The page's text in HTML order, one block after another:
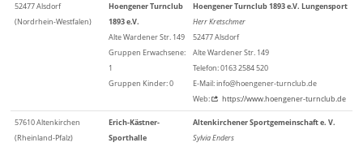
52477 Alsdorf
(Nordrhein-Westfalen)
Hoengener Turnclub
1893 e.V.
Alte Wardener Str. 149
Gruppen Erwachsene:
1
Gruppen Kinder: 0
Hoengener Turnclub 1893 e.V. Lungensport
Herr Kretschmer
52477 Alsdorf
Alte Wardener Str. 149
Telefon: 0163 2584 520
E-Mail: info@hoengener-turnclub.de
Web:
https://www.hoengener-turnclub.de
57610 Altenkirchen
(Rheinland-Pfalz)
Erich-Kästner-
Sporthalle
Altenkirchener Sportgemeinschaft e. V.
Sylvia Enders